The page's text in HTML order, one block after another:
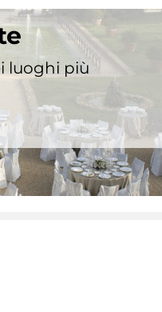
luoghi più